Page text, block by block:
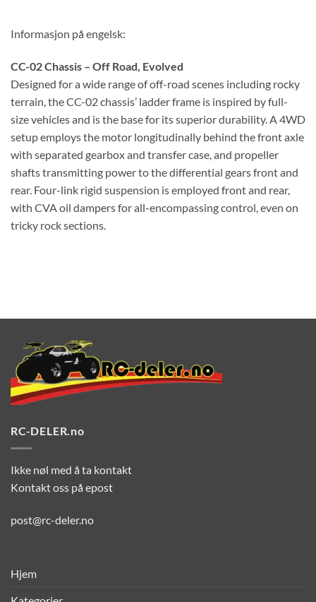
Informasjon på engelsk:
CC-02 Chassis – Off Road, Evolved
Designed for a wide range of off-road scenes including rocky
terrain, the CC-02 chassis’ ladder frame is inspired by full-
size vehicles and is the base for its superior durability. A 4WD
setup employs the motor longitudinally behind the front axle
with separated gearbox and transfer case, and propeller
shafts transmitting power to the differential gears front and
rear. Four-link rigid suspension is employed front and rear,
with CVA oil dampers for all-encompassing control, even on
tricky rock sections.
RC-DELER.no
Ikke nøl med å ta kontakt
Kontakt oss på epost
post@rc-deler.no
Hjem